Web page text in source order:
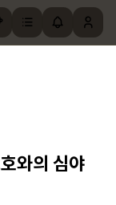
와의 심야